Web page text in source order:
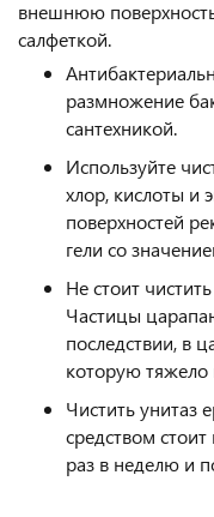
внешнюю
салфеткой.
размножение
сантехникой.
Используйте
хлор, кислоты и
поверхностей
гели со
Не стоит
Частицы
последствии, в
которую тяжело
Чистить унитаз
средством
раз в неделю и